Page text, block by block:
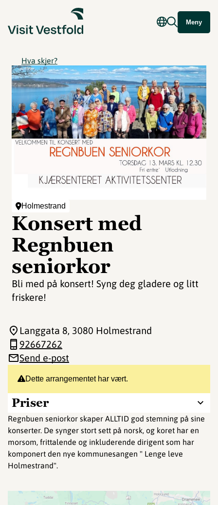
Meny
Hva skjer?
Holmestrand
Konsert med
Regnbuen
seniorkor
Bli med på konsert! Syng deg gladere og litt
friskere!
Dette arrangementet har vært.
Priser
Regnbuen seniorkor skaper ALLTID god stemning på sine
konserter. De synger stort sett på norsk, og koret har en
morsom, frittalende og inkluderende dirigent som har
komponert den nye kommunesangen " Lenge leve
Holmestrand".
Langgata 8, 3080 Holmestrand
92667262
Send e-post